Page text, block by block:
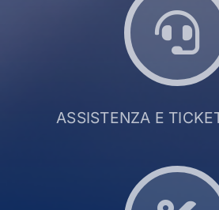
ASSISTENZA E